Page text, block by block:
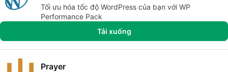
Tối ưu hóa tốc độ WordPress của bạn với WP
Performance Pack
Tải xuống
Prayer